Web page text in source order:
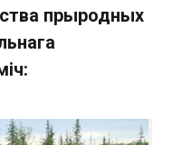
прыродных
: